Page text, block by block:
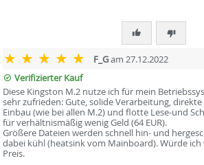
F_Gam 27.12.2022
Verifizierter Kauf
Diese Kingston M.2 nutze ich für mein
sehr zufrieden: Gute, solide Verarbeitung,
Einbau (wie bei allen M.2) und flotte Lese-und
für verhältnismäßig wenig Geld (64 EUR).
Größere Dateien werden schnell hin- und
dabei kühl (heatsink vom Mainboard). Würde
Preis.